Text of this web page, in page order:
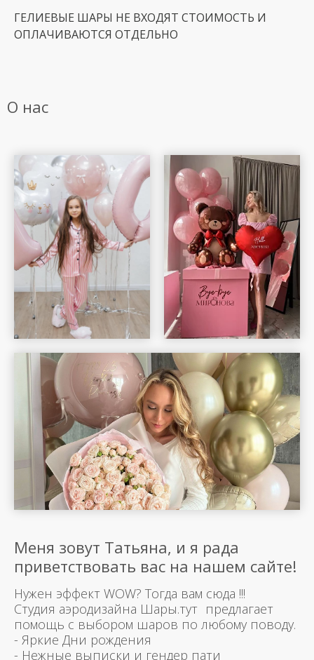
ГЕЛИЕВЫЕ ШАРЫ НЕ ВХОДЯТ СТОИМОСТЬ И
ОПЛАЧИВАЮТСЯ ОТДЕЛЬНО
О нас
Меня зовут Татьяна, и я рада
приветствовать вас на нашем сайте!
Нужен эффект WOW? Тогда вам сюда !!!
Студия аэродизайна Шары.тут предлагает
помощь с выбором шаров по любому поводу.
- Яркие Дни рождения
- Нежные выписки и гендер пати